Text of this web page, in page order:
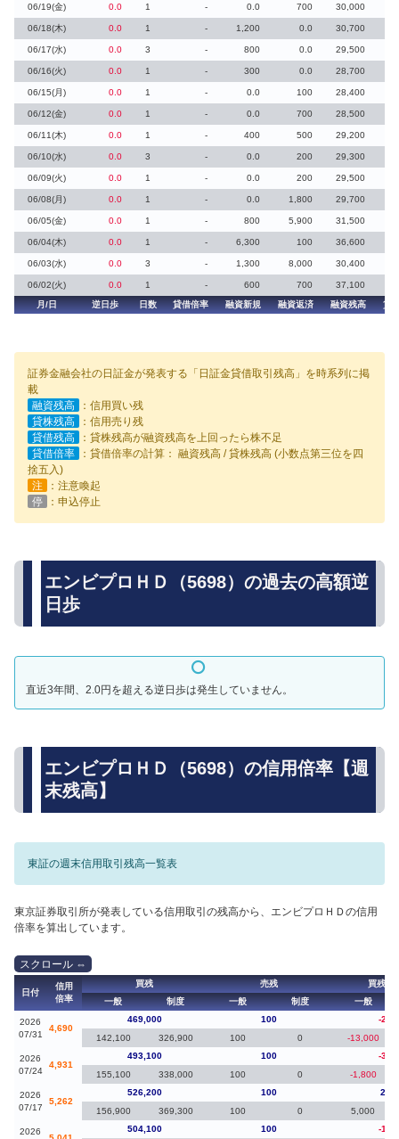
06/19(金) 0.0 1 - 0.0 700 30,000
06/18(木) 0.0 1 - 1,200 0.0 30,700
06/17(水) 0.0 3 - 800 0.0 29,500
06/16(火) 0.0 1 - 300 0.0 28,700
06/15(月) 0.0 1 - 0.0 100 28,400
06/12(金) 0.0 1 - 0.0 700 28,500
06/11(木) 0.0 1 - 400 500 29,200
06/10(水) 0.0 3 - 0.0 200 29,300
06/09(火) 0.0 1 - 0.0 200 29,500
06/08(月) 0.0 1 - 0.0 1,800 29,700
06/05(金) 0.0 1 - 800 5,900 31,500
06/04(木) 0.0 1 - 6,300 100 36,600
06/03(水) 0.0 3 - 1,300 8,000 30,400
06/02(火) 0.0 1 - 600 700
37,100
月/日
逆日歩 日数 貸借倍率 融資新規 融資返済 融資残高 貸
証券金融会社の日証金が発表する「日証金貸借取引残高」を時系列に掲
載
融資残高
：信用買い残
貸株残高
：信用売り残
貸借残高
：貸株残高が融資残高を上回ったら株不足
貸借倍率
：貸借倍率の計算： 融資残高 / 貸株残高 (小数点第三位を四
捨五入)
注
：注意喚起
停
：申込停止
エンビプロＨＤ（5698）の過去の高額逆
日歩
直近3年間、2.0円を超える逆日歩は発生していません。
エンビプロＨＤ（5698）の信用倍率【週
末残高】
東証の週末信用取引残高一覧表
東京証券取引所が発表している信用取引の残高から、エンビプロＨＤの信用
倍率を算出しています。
日付
信用
倍率
買残 売残
買残（
一般
制度 一般 制度 一般
2026
07/31
4,690
469,000 100
-
142,100
326,900 100 0 -13,000
2026
07/24
4,931
493,100 100
-
155,100
338,000 100 0 -1,800
2026
07/17
5,262
526,200 100
156,900
369,300 100 0 5,000
2026
504,100 100
-